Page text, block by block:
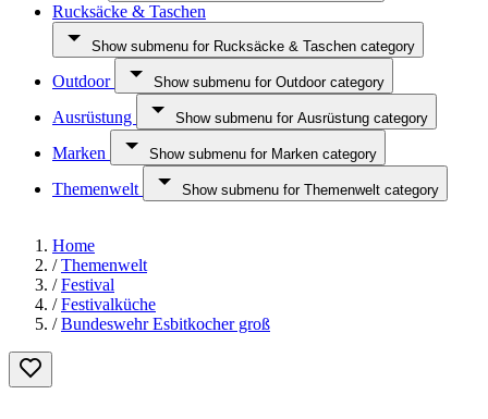
Rucksäcke & Taschen
Show submenu for Rucksäcke & Taschen category
Outdoor Show submenu for Outdoor category
Ausrüstung Show submenu for Ausrüstung category
Marken Show submenu for Marken category
Themenwelt Show submenu for Themenwelt category
Home
/ Themenwelt
/ Festival
/ Festivalküche
/ Bundeswehr Esbitkocher groß